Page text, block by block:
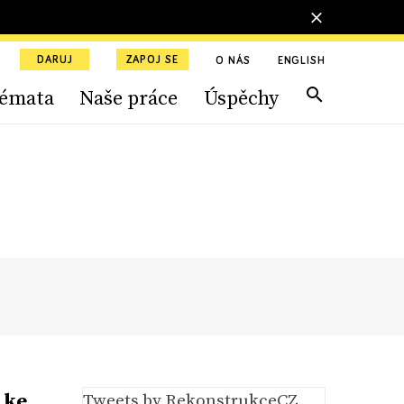
DARUJ ZAPOJ SE O NÁS ENGLISH
Naše práce Úspěchy